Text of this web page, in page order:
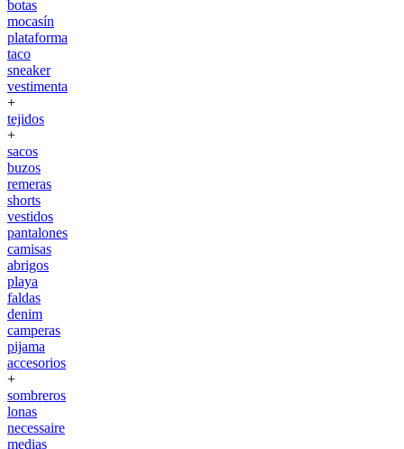
botas
mocasín
plataforma
taco
sneaker
vestimenta
+
tejidos
+
sacos
buzos
remeras
shorts
vestidos
pantalones
camisas
abrigos
playa
faldas
denim
camperas
pijama
accesorios
+
sombreros
lonas
necessaire
medias